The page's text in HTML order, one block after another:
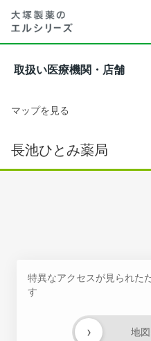
取扱い医療機関・店舗
マップを見る
長池ひとみ薬局
特異なアクセスが見られた
す
地
›